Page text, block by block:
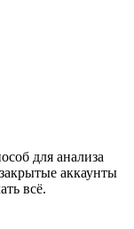
для анализа
аккаунты
всё.